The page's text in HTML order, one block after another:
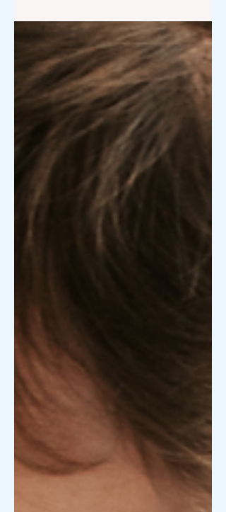
（Los Altos）或圣何塞高端社区的精英
阶层而言，传统的礼物已不足以触动心
弦。在这个以创新为底色的区域，一份
完美的礼物不仅代表着浪漫，更代表着
赠予者对生活方式的深刻理解。 为了迎
接 2026 年 2 月 14 日，我们走访了帕罗
奥图（Palo Alto）的精品店、调研了斯
坦福购物中心（Stanford Shopping
Center）的最新趋势，并结合了科技界
最前沿的康养动态，为您呈献这份独属
于硅谷的 Top 10 情人节礼物指南。 第
一章：珠宝与腕表——永恒价值的数字
化升级 1. 智能健康的奢华化：14K 金镶
钻智能戒指 进入 2026 年，单纯的智能
新一代智能芯片嵌入 14K 黄金或玫瑰金
指”。这种设计不仅能 24 小时监测睡眠
与心率，更能在出席 Sand Hill Road 的
商务酒